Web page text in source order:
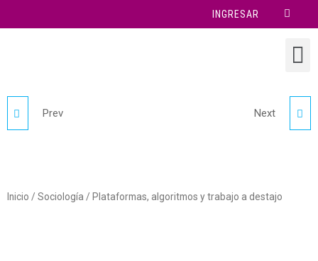
INGRESAR
EXPERIENCIA FAER 2023
Prev PARTIR ES PARTIRSE
Next
Inicio / Sociología / Plataformas, algoritmos y trabajo a destajo